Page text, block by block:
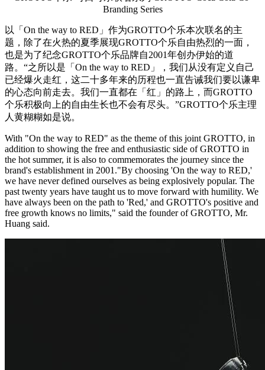
Branding Series
以「On the way to RED」作为GROTTO个乐本次联名的主
题，除了在火热的夏季展现GROTTO个乐自由热烈的一面，
也是为了纪念GROTTO个乐品牌自2001年创办伊始的道
路。“之所以是「On the way to RED」，我们从没有定义自己
已经爆火走红，这二十多年来的历程也一直告诫我们要以谦卑
的心态向前走去。我们一直都在「红」的路上，而GROTTO
个乐积极向上的自由生长也不会有尽头。”GROTTO个乐主理
人黄糊糊如是说。
With "On the way to RED" as the theme of this joint GROTTO, in
addition to showing the free and enthusiastic side of GROTTO in
the hot summer, it is also to commemorates the journey since the
brand's establishment in 2001."By choosing 'On the way to RED,'
we have never defined ourselves as being explosively popular. The
past twenty years have taught us to move forward with humility. We
have always been on the path to 'Red,' and GROTTO's positive and
free growth knows no limits," said the founder of GROTTO, Mr.
Huang said.